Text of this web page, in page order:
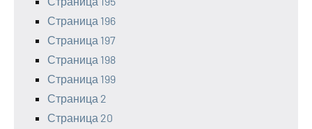
Страница 196
Страница 197
Страница 198
Страница 199
Страница 2
Страница 20